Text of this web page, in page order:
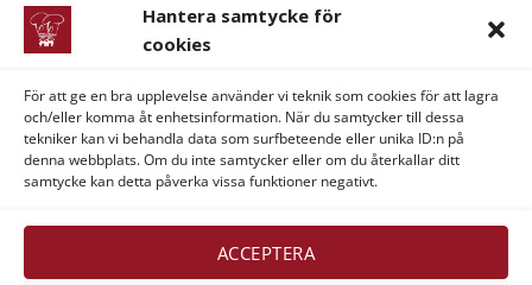
Hantera samtycke för
cookies
För att ge en bra upplevelse använder vi teknik som cookies för att lagra
och/eller komma åt enhetsinformation. När du samtycker till dessa
tekniker kan vi behandla data som surfbeteende eller unika ID:n på
denna webbplats. Om du inte samtycker eller om du återkallar ditt
samtycke kan detta påverka vissa funktioner negativt.
ACCEPTERA
411 05 Göteborg
Visa MasterCardAmerican
Alla rättigheter reserverade 2026 ©Verner & Verner
Nordstan AB